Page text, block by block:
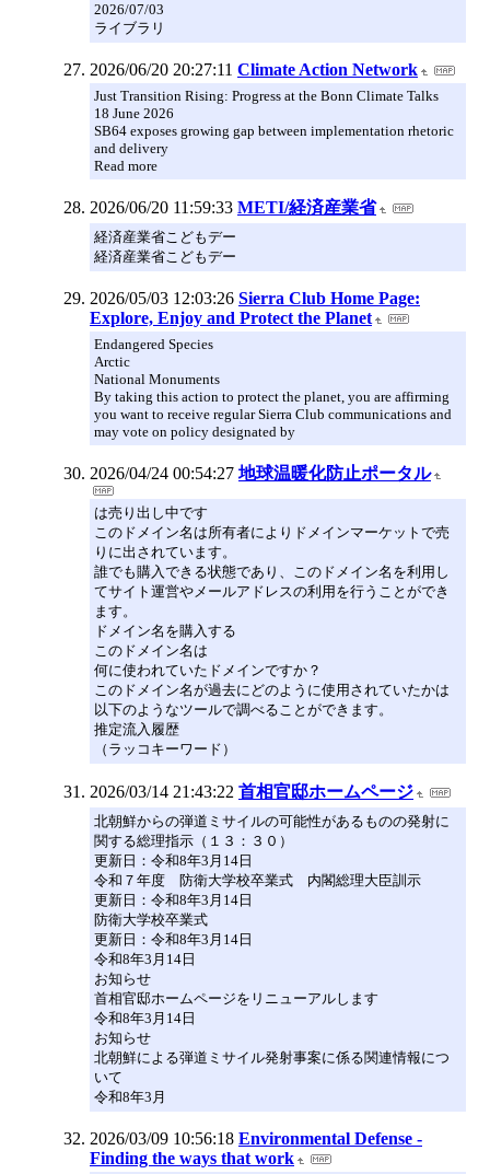
2026/07/03
ライブラリ
2026/06/20 20:27:11 Climate Action Network
Just Transition Rising: Progress at the Bonn Climate Talks
18 June 2026
SB64 exposes growing gap between implementation rhetoric
and delivery
Read more
2026/06/20 11:59:33 METI/経済産業省
経済産業省こどもデー
経済産業省こどもデー
2026/05/03 12:03:26 Sierra Club Home Page:
Explore, Enjoy and Protect the Planet
Endangered Species
Arctic
National Monuments
By taking this action to protect the planet, you are affirming
you want to receive regular Sierra Club communications and
may vote on policy designated by
2026/04/24 00:54:27 地球温暖化防止ポータル
は売り出し中です
このドメイン名は所有者によりドメインマーケットで売
りに出されています。
誰でも購入できる状態であり、このドメイン名を利用し
てサイト運営やメールアドレスの利用を行うことができ
ます。
ドメイン名を購入する
このドメイン名は
何に使われていたドメインですか？
このドメイン名が過去にどのように使用されていたかは
以下のようなツールで調べることができます。
推定流入履歴
（ラッコキーワード）
2026/03/14 21:43:22 首相官邸ホームページ
北朝鮮からの弾道ミサイルの可能性があるものの発射に
関する総理指示（１３：３０）
更新日：令和8年3月14日
令和７年度 防衛大学校卒業式 内閣総理大臣訓示
更新日：令和8年3月14日
防衛大学校卒業式
更新日：令和8年3月14日
令和8年3月14日
お知らせ
首相官邸ホームページをリニューアルします
令和8年3月14日
お知らせ
北朝鮮による弾道ミサイル発射事案に係る関連情報につ
いて
令和8年3月
2026/03/09 10:56:18 Environmental Defense -
Finding the ways that work